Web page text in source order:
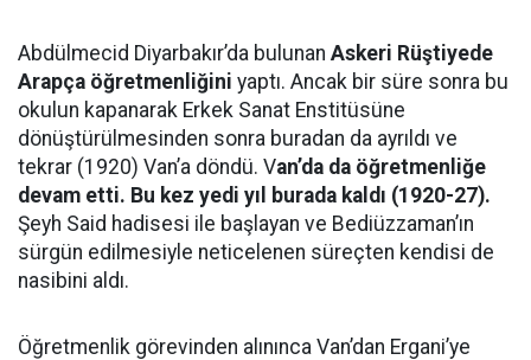
Abdülmecid Diyarbakır’da bulunan Askeri Rüştiyede
Arapça öğretmenliğini yaptı. Ancak bir süre sonra bu
okulun kapanarak Erkek Sanat Enstitüsüne
dönüştürülmesinden sonra buradan da ayrıldı ve
tekrar (1920) Van’a döndü. Van’da da öğretmenliğe
devam etti. Bu kez yedi yıl burada kaldı (1920-27).
Şeyh Said hadisesi ile başlayan ve Bediüzzaman’ın
sürgün edilmesiyle neticelenen süreçten kendisi de
nasibini aldı.
Öğretmenlik görevinden alınınca Van’dan Ergani’ye